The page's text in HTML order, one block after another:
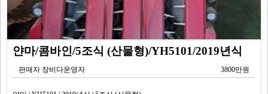
얀마/콤바인/5조식 (산물형)/YH5101/2019년식
판매자 장비다운영자 3800만원